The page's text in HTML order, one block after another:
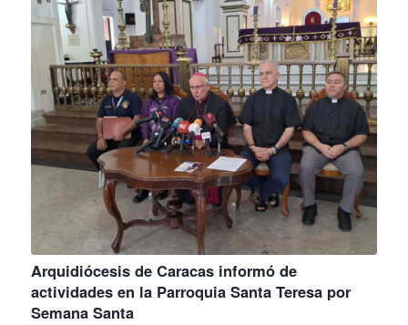
Arquidiócesis de Caracas informó de
actividades en la Parroquia Santa Teresa por
Semana Santa